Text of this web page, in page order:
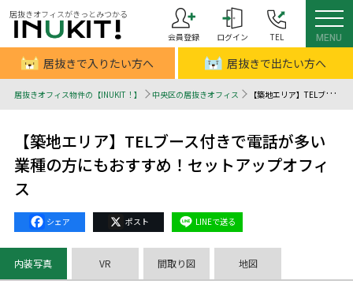
居抜きオフィスがきっとみつかる
会員登録
ログイン TEL MENU
居抜きで入りたい方へ 居抜きで出たい方へ
居抜きオフィス物件の【INUKIT！】 中央区の居抜きオフィス 【築地エリア】TELブース付きで電話が多い業種の方にもおすすめ！セットアップオフィス - 居抜きオフィスはINUKIT！（イヌキット）
【築地エリア】TELブース付きで電話が多い
業種の方にもおすすめ！セットアップオフィ
ス
Facebook
X Line
内装写真 VR 間取り図 地図